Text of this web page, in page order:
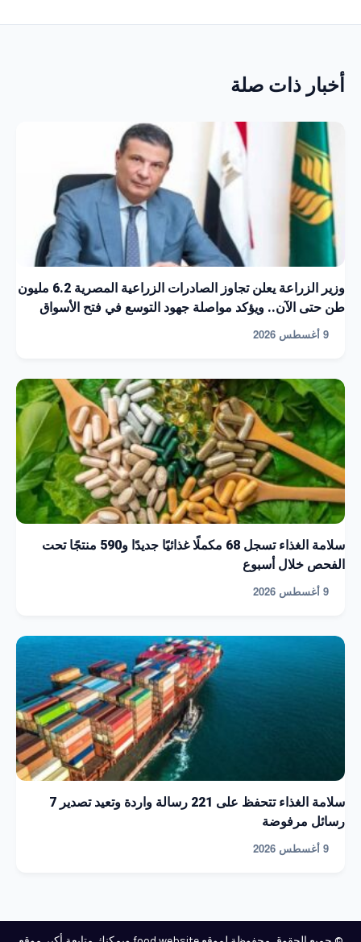
أخبار ذات صلة
وزير الزراعة يعلن تجاوز الصادرات الزراعية المصرية 6.2 مليون
طن حتى الآن.. ويؤكد مواصلة جهود التوسع في فتح الأسواق
9 أغسطس 2026
سلامة الغذاء تسجل 68 مكملًا غذائيًا جديدًا و590 منتجًا تحت
الفحص خلال أسبوع
9 أغسطس 2026
سلامة الغذاء تتحفظ على 221 رسالة واردة وتعيد تصدير 7
رسائل مرفوضة
9 أغسطس 2026